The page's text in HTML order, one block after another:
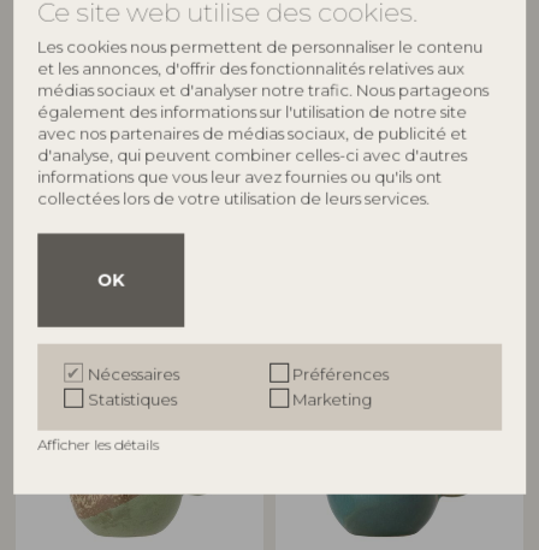
Ce site web utilise des cookies.
Les cookies nous permettent de personnaliser le contenu
et les annonces, d'offrir des fonctionnalités relatives aux
médias sociaux et d'analyser notre trafic. Nous partageons
également des informations sur l'utilisation de notre site
avec nos partenaires de médias sociaux, de publicité et
d'analyse, qui peuvent combiner celles-ci avec d'autres
informations que vous leur avez fournies ou qu'ils ont
collectées lors de votre utilisation de leurs services.
OK
Nécessaires
Préférences
Statistiques
Marketing
Afficher les détails
BLOOMINGVILLE
Paula Tasse, Verte, Grès
82062673
BLOOMINGVILLE
Paula Tasse, Verte, Grès
82072041